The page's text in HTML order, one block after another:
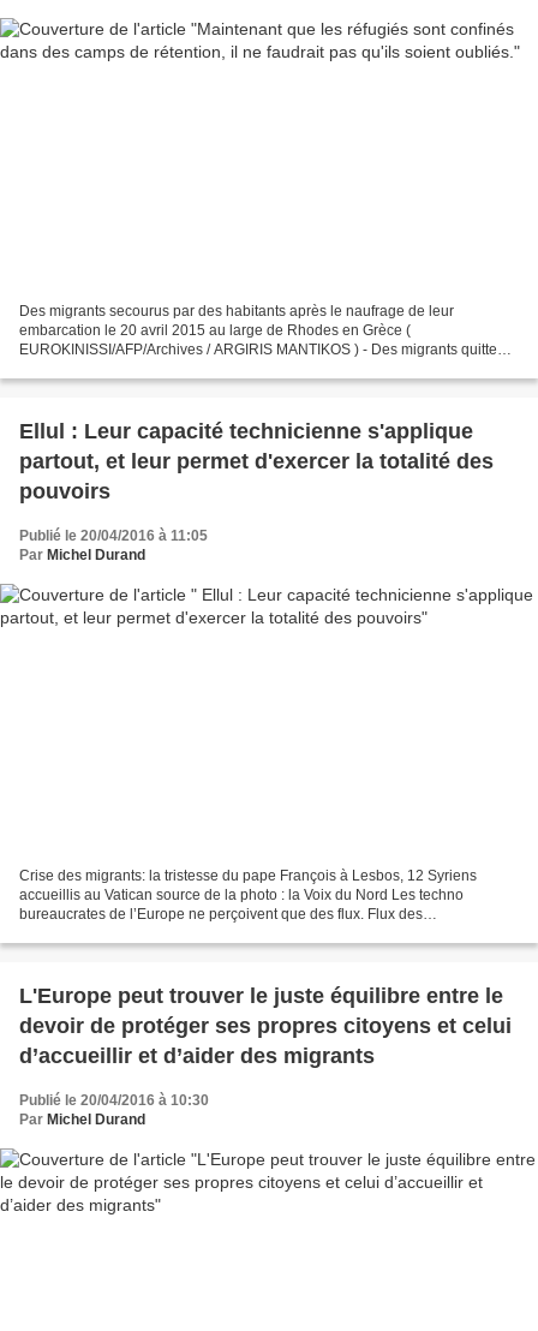
Des migrants secourus par des habitants après le naufrage de leur
embarcation le 20 avril 2015 au large de Rhodes en Grèce (
EUROKINISSI/AFP/Archives / ARGIRIS MANTIKOS ) - Des migrants quittent
Ellul : Leur capacité technicienne s'applique
partout, et leur permet d'exercer la totalité des
pouvoirs
Publié le 20/04/2016 à 11:05
Par Michel Durand
Crise des migrants: la tristesse du pape François à Lesbos, 12 Syriens
accueillis au Vatican source de la photo : la Voix du Nord Les techno
bureaucrates de l’Europe ne perçoivent que des flux. Flux des
L'Europe peut trouver le juste équilibre entre le
devoir de protéger ses propres citoyens et celui
d’accueillir et d’aider des migrants
Publié le 20/04/2016 à 10:30
Par Michel Durand